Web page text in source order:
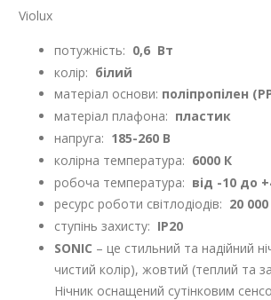
Violux
потужність: 0,6 Вт
колір: білий
матеріал основи: поліпропілен
матеріал плафона: пластик
напруга: 185-260 В
колірна температура: 6000 К
робоча температура: від -10 до
ресурс роботи світлодіодів: 20
ступінь захисту: IP20
SONIC – це стильний та надійний
чистий колір), жовтий (теплий та
Нічник оснащений сутінковим